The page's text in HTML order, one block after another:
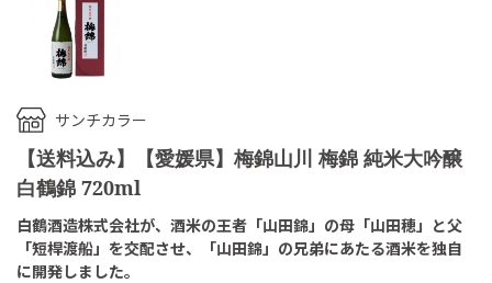
サンチカラー
【送料込み】【愛媛県】梅錦山川 梅錦 純米大吟醸
白鶴錦 720ml
白鶴酒造株式会社が、酒米の王者「山田錦」の母「山田穂」と父
「短桿渡船」を交配させ、「山田錦」の兄弟にあたる酒米を独自
に開発しました。